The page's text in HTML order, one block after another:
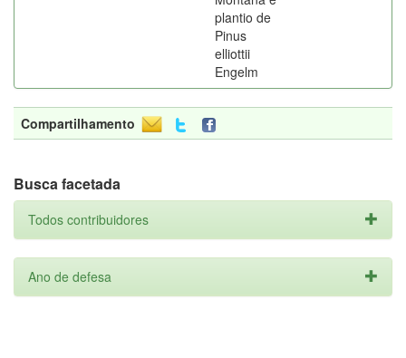
plantio de
Pinus
elliottii
Engelm
Compartilhamento
Busca facetada
Todos contribuidores
Ano de defesa